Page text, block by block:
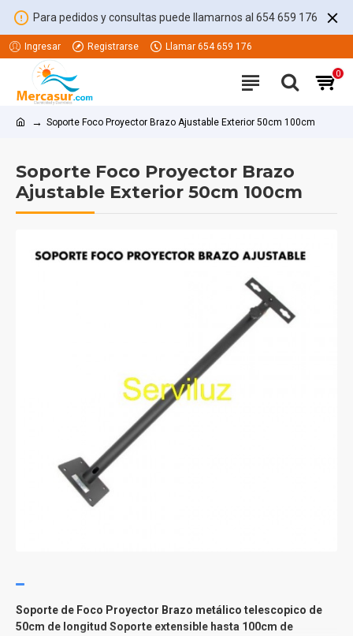
Para pedidos y consultas puede llamarnos al 654 659 176
Ingresar Registrarse Llamar 654 659 176
0
Soporte Foco Proyector Brazo Ajustable Exterior 50cm 100cm
Soporte Foco Proyector Brazo
Ajustable Exterior 50cm 100cm
Soporte de Foco Proyector Brazo metálico telescopico de
50cm de longitud Soporte extensible hasta 100cm de